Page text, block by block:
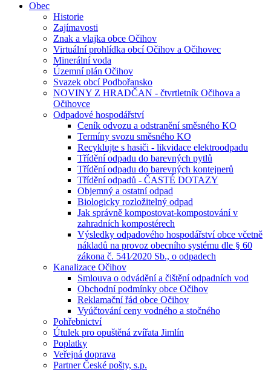
Obec
Historie
Zajímavosti
Znak a vlajka obce Očihov
Virtuální prohlídka obcí Očihov a Očihovec
Minerální voda
Územní plán Očihov
Svazek obcí Podbořansko
NOVINY Z HRADČAN - čtvrtletník Očihova a
Očihovce
Odpadové hospodářství
Ceník odvozu a odstranění směsného KO
Termíny svozu směsného KO
Recyklujte s hasiči - likvidace elektroodpadu
Třídění odpadu do barevných pytlů
Třídění odpadu do barevných kontejnerů
Třídění odpadů - ČASTÉ DOTAZY
Objemný a ostatní odpad
Biologicky rozložitelný odpad
Jak správně kompostovat-kompostování v
zahradních kompostérech
Výsledky odpadového hospodářství obce včetně
nákladů na provoz obecního systému dle § 60
zákona č. 541⁄2020 Sb., o odpadech
Kanalizace Očihov
Smlouva o odvádění a čištění odpadních vod
Obchodní podmínky obce Očihov
Reklamační řád obce Očihov
Vyúčtování ceny vodného a stočného
Pohřebnictví
Útulek pro opuštěná zvířata Jimlín
Poplatky
Veřejná doprava
Partner České pošty, s.p.